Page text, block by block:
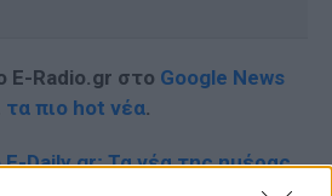
E-Radio.gr στο Google News
τα πιο hot νέα.
Daily.gr; Τα νέα της ημέρας